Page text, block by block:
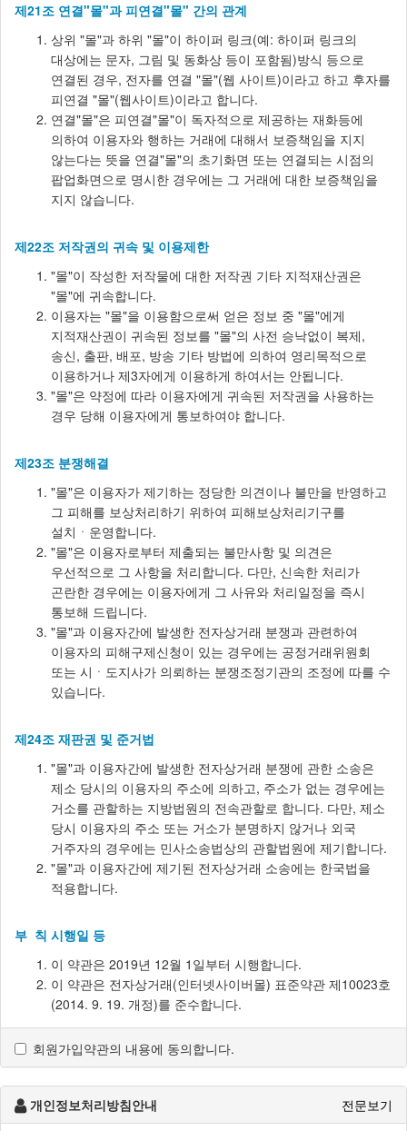
제21조 연결"몰"과 피연결"몰" 간의 관계
상위 "몰"과 하위 "몰"이 하이퍼 링크(예: 하이퍼 링크의
대상에는 문자, 그림 및 동화상 등이 포함됨)방식 등으로
연결된 경우, 전자를 연결 "몰"(웹 사이트)이라고 하고 후자를
피연결 "몰"(웹사이트)이라고 합니다.
연결"몰"은 피연결"몰"이 독자적으로 제공하는 재화등에
의하여 이용자와 행하는 거래에 대해서 보증책임을 지지
않는다는 뜻을 연결"몰"의 초기화면 또는 연결되는 시점의
팝업화면으로 명시한 경우에는 그 거래에 대한 보증책임을
지지 않습니다.
제22조 저작권의 귀속 및 이용제한
"몰"이 작성한 저작물에 대한 저작권 기타 지적재산권은
"몰"에 귀속합니다.
이용자는 "몰"을 이용함으로써 얻은 정보 중 "몰"에게
지적재산권이 귀속된 정보를 "몰"의 사전 승낙없이 복제,
송신, 출판, 배포, 방송 기타 방법에 의하여 영리목적으로
이용하거나 제3자에게 이용하게 하여서는 안됩니다.
"몰"은 약정에 따라 이용자에게 귀속된 저작권을 사용하는
경우 당해 이용자에게 통보하여야 합니다.
제23조 분쟁해결
"몰"은 이용자가 제기하는 정당한 의견이나 불만을 반영하고
그 피해를 보상처리하기 위하여 피해보상처리기구를
설치ㆍ운영합니다.
"몰"은 이용자로부터 제출되는 불만사항 및 의견은
우선적으로 그 사항을 처리합니다. 다만, 신속한 처리가
곤란한 경우에는 이용자에게 그 사유와 처리일정을 즉시
통보해 드립니다.
"몰"과 이용자간에 발생한 전자상거래 분쟁과 관련하여
이용자의 피해구제신청이 있는 경우에는 공정거래위원회
또는 시ㆍ도지사가 의뢰하는 분쟁조정기관의 조정에 따를 수
있습니다.
제24조 재판권 및 준거법
"몰"과 이용자간에 발생한 전자상거래 분쟁에 관한 소송은
제소 당시의 이용자의 주소에 의하고, 주소가 없는 경우에는
거소를 관할하는 지방법원의 전속관할로 합니다. 다만, 제소
당시 이용자의 주소 또는 거소가 분명하지 않거나 외국
거주자의 경우에는 민사소송법상의 관할법원에 제기합니다.
"몰"과 이용자간에 제기된 전자상거래 소송에는 한국법을
적용합니다.
부 칙 시행일 등
이 약관은 2019년 12월 1일부터 시행합니다.
이 약관은 전자상거래(인터넷사이버몰) 표준약관 제10023호
(2014. 9. 19. 개정)를 준수합니다.
회원가입약관의 내용에 동의합니다.
전문보기
개인정보처리방침안내